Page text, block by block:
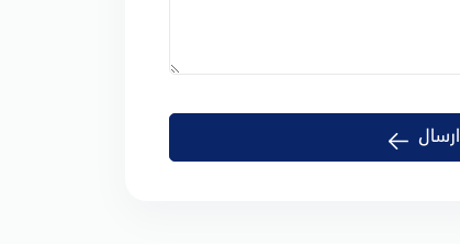
ارسال